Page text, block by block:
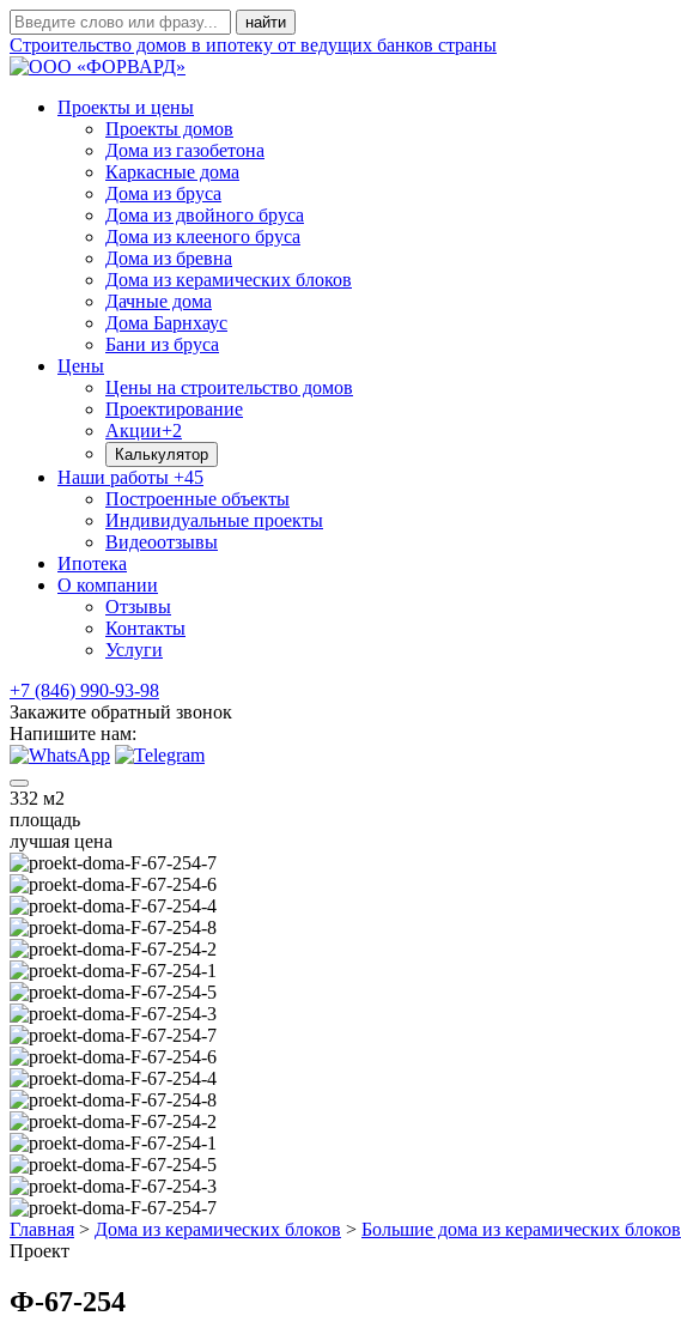
Строительство домов в ипотеку от ведущих банков страны
Проекты и цены
Проекты домов
Дома из газобетона
Каркасные дома
Дома из бруса
Дома из двойного бруса
Дома из клееного бруса
Дома из бревна
Дома из керамических блоков
Дачные дома
Дома Барнхаус
Бани из бруса
Цены
Цены на строительство домов
Проектирование
Акции+2
Калькулятор
Наши работы +45
Построенные объекты
Индивидуальные проекты
Видеоотзывы
Ипотека
О компании
Отзывы
Контакты
Услуги
+7 (846) 990-93-98
Закажите обратный звонок
Напишите нам:
332 м2
площадь
лучшая цена
Главная > Дома из керамических блоков > Большие дома из керамических блоков
Проект
Ф-67-254